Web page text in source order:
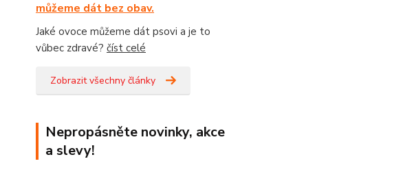
můžeme dát bez obav.
Jaké ovoce můžeme dát psovi a je to
vůbec zdravé? číst celé
Zobrazit všechny články
Nepropásněte novinky, akce
a slevy!